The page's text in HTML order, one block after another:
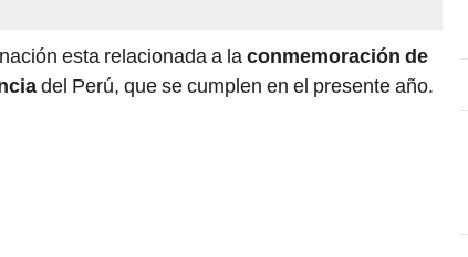
esta relacionada a laconmemoración de
del Perú, que se cumplen en el presente año.